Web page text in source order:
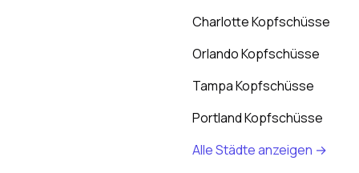
Charlotte Kopfschüsse
Orlando Kopfschüsse
Tampa Kopfschüsse
Portland Kopfschüsse
Alle Städte anzeigen →